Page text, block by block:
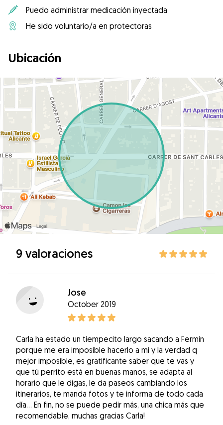
Puedo administrar medicación inyectada
He sido voluntario/a en protectoras
Ubicación
9 valoraciones
Jose
October 2019
Carla ha estado un tiempecito largo sacando a Fermin
porque me era imposible hacerlo a mi y la verdad q
mejor imposible, es gratificante saber que te vas y
que tú perrito está en buenas manos, se adapta al
horario que le digas, le da paseos cambiando los
itinerarios, te manda fotos y te informa de todo cada
día... En fin, no se puede pedir más, una chica más que
recomendable, muchas gracias Carla!